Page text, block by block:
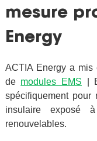
mesure
Energy
ACTIA Energy a
de modules EMS |
spécifiquement pour
insulaire exposé
renouvelables.